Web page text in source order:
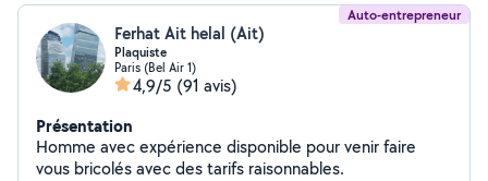
Auto-entrepreneur
Ferhat Ait helal (Ait)
Plaquiste
Paris (Bel Air 1)
4,9/5 (91 avis)
Présentation
Homme avec expérience disponible pour venir faire
vous bricolés avec des tarifs raisonnables.